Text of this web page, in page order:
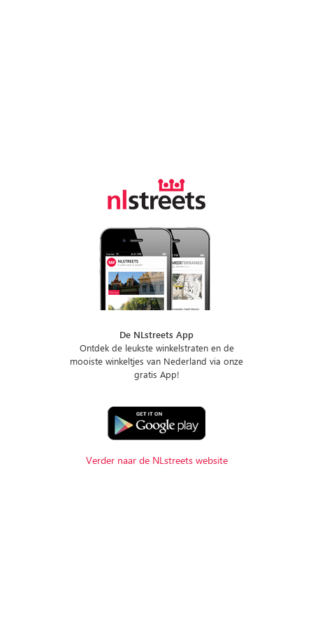
De NLstreets App
Ontdek de leukste winkelstraten en de
mooiste winkeltjes van Nederland via onze
gratis App!
Verder naar de NLstreets website